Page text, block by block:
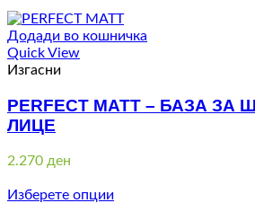
Додади во кошничка
Quick View
Изгасни
PERFECT MATT – БАЗА ЗА
ЛИЦЕ
2.270 ден
Изберете опции